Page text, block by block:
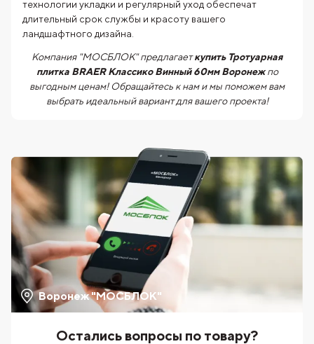
технологии укладки и регулярный уход обеспечат
длительный срок службы и красоту вашего
ландшафтного дизайна.
Компания "МОСБЛОК" предлагаеткупить Тротуарная
плитка BRAER Классико Винный 60мм Воронежпо
выгодным ценам! Обращайтесь к нам и мы поможем вам
выбрать идеальный вариант для вашего проекта!
Воронеж "МОСБЛОК"
Остались вопросы по товару?